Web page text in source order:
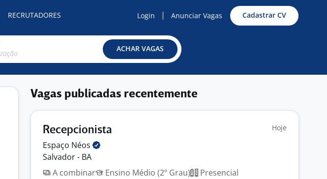
RECRUTADORES Login Anunciar Vagas Cadastrar CV
ACHAR VAGAS
Vagas publicadas recentemente
Recepcionista Hoje
Espaço Néos
Salvador - BA
A combinar
Ensino Médio (2º Grau)
Presencial